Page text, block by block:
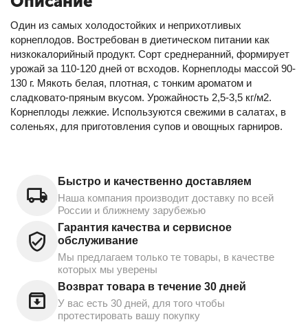
Один из самых холодостойких и неприхотливых
корнеплодов. Востребован в диетическом питании как
низкокалорийный продукт. Сорт среднеранний, формирует
урожай за 110-120 дней от всходов. Корнеплоды массой 90-
130 г. Мякоть белая, плотная, с тонким ароматом и
сладковато-пряным вкусом. Урожайность 2,5-3,5 кг/м2.
Корнеплоды лежкие. Используются свежими в салатах, в
соленьях, для приготовления супов и овощных гарниров.
Быстро и качественно доставляем
Наша компания производит доставку по всей
России и ближнему зарубежью
Гарантия качества и сервисное
обслуживание
Мы предлагаем только те товары, в качестве
которых мы уверены
Возврат товара в течение 30 дней
У вас есть 30 дней, для того чтобы
протестировать вашу покупку